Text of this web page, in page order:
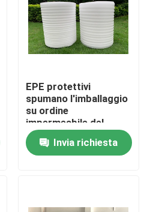
termico
termico
EPE protettivi
spumano l'imballaggio
su ordine
impermeabile del
rotolo
Invia richiesta